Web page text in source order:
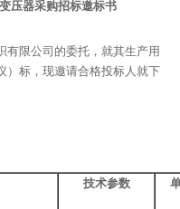
压器采购招标邀标书
有限公司的委托，就其生产用
）标，现邀请合格投标人就下
技术参数